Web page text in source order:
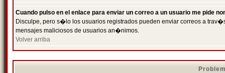
Cuando pulso en el enlace para enviar un correo a un usuario me pide
Disculpe, pero s�lo los usuarios registrados pueden enviar correos a
mensajes maliciosos de usuarios an�nimos.
Volver arriba